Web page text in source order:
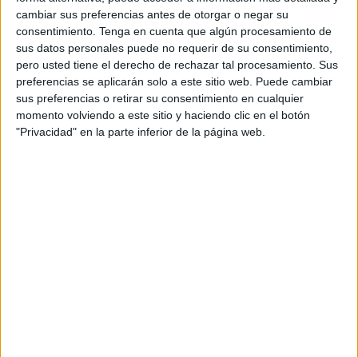
cambiar sus preferencias antes de otorgar o negar su
consentimiento. Tenga en cuenta que algún procesamiento de
sus datos personales puede no requerir de su consentimiento,
pero usted tiene el derecho de rechazar tal procesamiento. Sus
preferencias se aplicarán solo a este sitio web. Puede cambiar
sus preferencias o retirar su consentimiento en cualquier
momento volviendo a este sitio y haciendo clic en el botón
"Privacidad" en la parte inferior de la página web.